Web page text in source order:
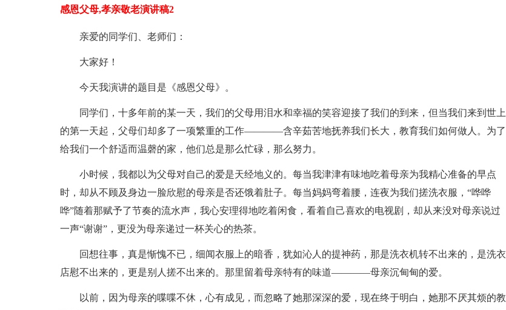
感恩父母,孝亲敬老演讲稿2
亲爱的同学们、老师们：
大家好！
今天我演讲的题目是《感恩父母》。
同学们，十多年前的某一天，我们的父母用泪水和幸福的笑容迎接了我们的到来，但当我们来到世上
的第一天起，父母们却多了一项繁重的工作————含辛茹苦地抚养我们长大，教育我们如何做人。为了
给我们一个舒适而温磬的家，他们总是那么忙碌，那么努力。
小时候，我都以为父母对自己的爱是天经地义的。每当我津津有味地吃着母亲为我精心准备的早点
时，却从不顾及身边一脸欣慰的母亲是否还饿着肚子。每当妈妈弯着腰，连夜为我们搓洗衣服，“哗哗
哗”随着那赋予了节奏的流水声，我心安理得地吃着闲食，看着自己喜欢的电视剧，却从来没对母亲说过
一声“谢谢”，更没为母亲递过一杯关心的热茶。
回想往事，真是惭愧不已，细闻衣服上的暗香，犹如沁人的提神药，那是洗衣机转不出来的，是洗衣
店慰不出来的，更是别人搓不出来的。那里留着母亲特有的味道————母亲沉甸甸的爱。
以前，因为母亲的喋喋不休，心有成见，而忽略了她那深深的爱，现在终于明白，她那不厌其烦的教